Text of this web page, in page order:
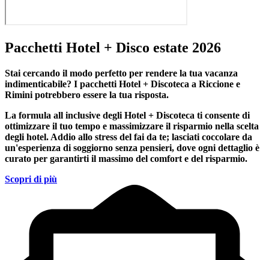
Pacchetti Hotel + Disco estate 2026
Stai cercando il modo perfetto per rendere la tua vacanza
indimenticabile? I pacchetti Hotel + Discoteca a Riccione e
Rimini potrebbero essere la tua risposta.
La formula all inclusive degli Hotel + Discoteca ti consente di
ottimizzare il tuo tempo e massimizzare il risparmio nella scelta
degli hotel. Addio allo stress del fai da te; lasciati coccolare da
un'esperienza di soggiorno senza pensieri, dove ogni dettaglio è
curato per garantirti il massimo del comfort e del risparmio.
Scopri di più